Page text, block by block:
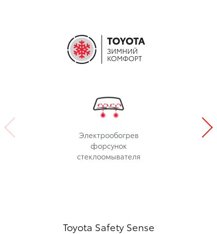
Электрообогрев
форсунок
стеклоомывателя
Toyota Safety Sense